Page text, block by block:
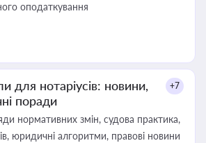
оподаткування
для нотаріусів: новини,
поради
+7
нормативних змін, судова практика,
юридичні алгоритми, правові новини